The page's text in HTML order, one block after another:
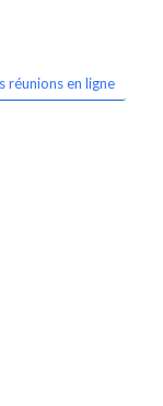
réunions en ligne